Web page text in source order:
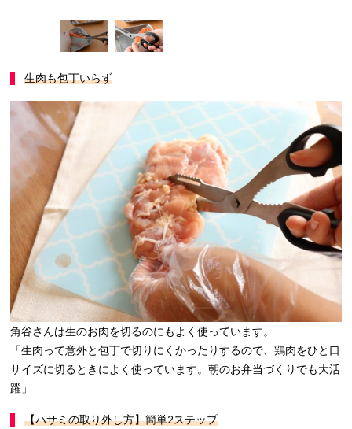
生肉も包丁いらず
角谷さんは生のお肉を切るのにもよく使っています。
「生肉って意外と包丁で切りにくかったりするので、鶏肉をひと口
サイズに切るときによく使っています。朝のお弁当づくりでも大活
躍」
【ハサミの取り外し方】簡単2ステップ